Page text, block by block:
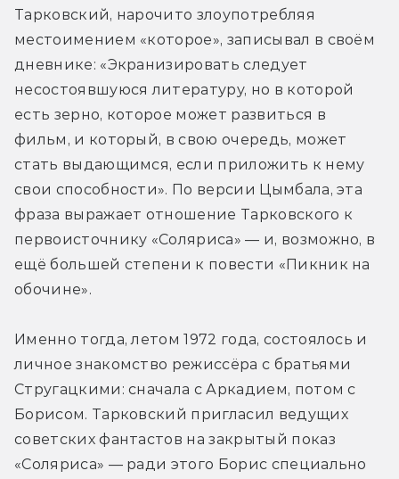
Тарковский, нарочито злоупотребляя
местоимением «которое», записывал в своём
дневнике: «Экранизировать следует
несостоявшуюся литературу, но в которой
есть зерно, которое может развиться в
фильм, и который, в свою очередь, может
стать выдающимся, если приложить к нему
свои способности». По версии Цымбала, эта
фраза выражает отношение Тарковского к
первоисточнику «Соляриса» — и, возможно, в
ещё большей степени к повести «Пикник на
обочине».
Именно тогда, летом 1972 года, состоялось и
личное знакомство режиссёра с братьями
Стругацкими: сначала с Аркадием, потом с
Борисом. Тарковский пригласил ведущих
советских фантастов на закрытый показ
«Соляриса» — ради этого Борис специально